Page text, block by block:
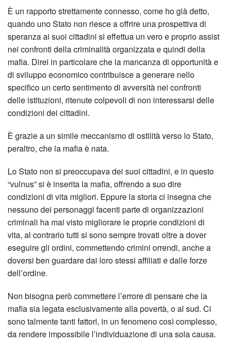
È un rapporto strettamente connesso, come ho già detto,
quando uno Stato non riesce a offrire una prospettiva di
speranza ai suoi cittadini si effettua un vero e proprio assist
nei confronti della criminalità organizzata e quindi della
mafia. Direi in particolare che la mancanza di opportunità e
di sviluppo economico contribuisce a generare nello
specifico un certo sentimento di avversità nei confronti
delle istituzioni, ritenute colpevoli di non interessarsi delle
condizioni dei cittadini.
È grazie a un simile meccanismo di ostilità verso lo Stato,
peraltro, che la mafia è nata.
Lo Stato non si preoccupava dei suoi cittadini, e in questo
“vulnus” si è inserita la mafia, offrendo a suo dire
condizioni di vita migliori. Eppure la storia ci insegna che
nessuno dei personaggi facenti parte di organizzazioni
criminali ha mai visto migliorare le proprie condizioni di
vita, al contrario tutti si sono sempre trovati oltre a dover
eseguire gli ordini, commettendo crimini orrendi, anche a
doversi ben guardare dai loro stessi affiliati e dalle forze
dell’ordine.
Non bisogna però commettere l’errore di pensare che la
mafia sia legata esclusivamente alla povertà, o al sud. Ci
sono talmente tanti fattori, in un fenomeno così complesso,
da rendere impossibile l’individuazione di una sola causa.